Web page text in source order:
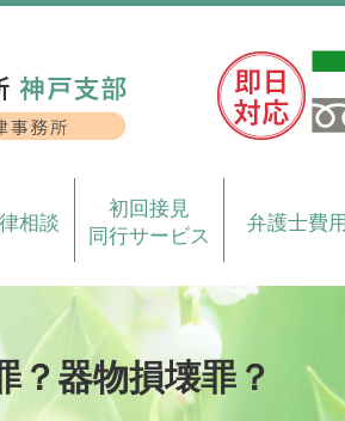
相談
初回接見
同行サービス
弁護士費用
？器物損壊罪？